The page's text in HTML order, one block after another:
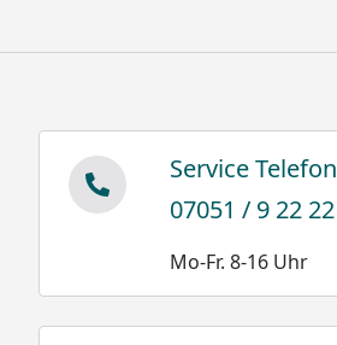
Service Telefon
07051 / 9 22 22
Mo-Fr. 8-16 Uhr